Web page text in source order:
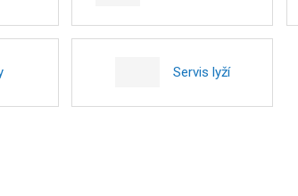
Servis lyží